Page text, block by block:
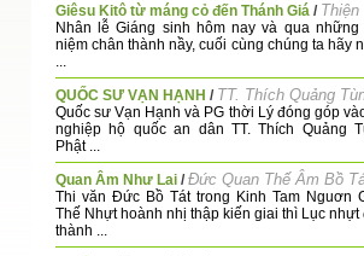
Giêsu Kitô từ máng cỏ đến Thánh Giá / Thiện
Nhân lễ Giáng sinh hôm nay và qua những
niệm chân thành nầy, cuối cùng chúng ta hãy
...
QUỐC SƯ VẠN HẠNH / TT. Thích Quảng
Quốc sư Vạn Hạnh và PG thời Lý đóng góp
nghiệp hộ quốc an dân TT. Thích Quảng
Phật ...
Quan Âm Như Lai /Đức Quan Thế Âm Bồ
Thi văn Đức Bồ Tát trong Kinh Tam Nguơn
Thế Nhựt hoành nhị thập kiến giai thì Lục nhựt
thành ...